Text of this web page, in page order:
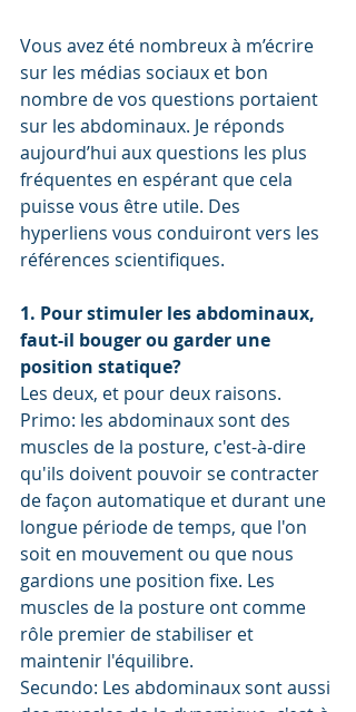
Vous avez été nombreux à m’écrire
sur les médias sociaux et bon
nombre de vos questions portaient
sur les abdominaux. Je réponds
aujourd’hui aux questions les plus
fréquentes en espérant que cela
puisse vous être utile. Des
hyperliens vous conduiront vers les
références scientifiques.
1. Pour stimuler les abdominaux,
faut-il bouger ou garder une
position statique?
Les deux, et pour deux raisons.
Primo: les abdominaux sont des
muscles de la posture, c'est-à-dire
qu'ils doivent pouvoir se contracter
de façon automatique et durant une
longue période de temps, que l'on
soit en mouvement ou que nous
gardions une position fixe. Les
muscles de la posture ont comme
rôle premier de stabiliser et
maintenir l'équilibre.
Secundo: Les abdominaux sont aussi